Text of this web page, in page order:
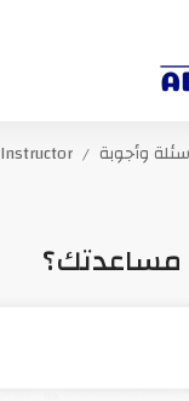
وأجوبة Instructor
مساعدتك؟